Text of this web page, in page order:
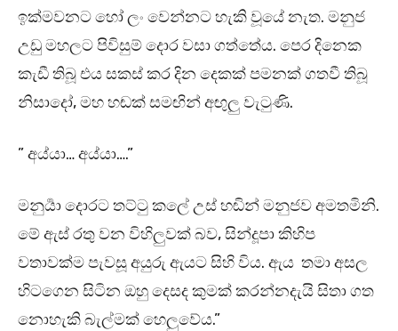
ඉක්මවනට හෝ ලං වෙන්නට හැකි වූයේ නැත. මනුජ
උඩු මහලට පිවිසුම් දොර වසා ගත්තේය. පෙර දිනෙක
කැඩී තිබූ එය සකස් කර දින දෙකක් පමනක් ගතවී තිබූ
නිසාදෝ, මහ හඬක් සමඟින් අඟුලු වැටුණි.
” අය්යා… අය්යා….”
මනුර්‍යා දොරට තට්ටු කලේ උස් හඬින් මනුජව අමතමිනි.
මේ ඇස් රතු වන විහිලුවක් බව, සින්දූපා කිහිප
වතාවක්ම පැවසූ අයුරු ඇයට සිහි විය. ඇය තමා අසල
හිටගෙන සිටින ඔහු දෙසද කුමක් කරන්නදැයි සිතා ගත
නොහැකි බැල්මක් හෙලුවේය.”